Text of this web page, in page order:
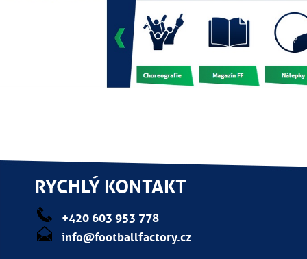
RYCHLÝ KONTAKT
+420 603 953 778
info@footballfactory.cz